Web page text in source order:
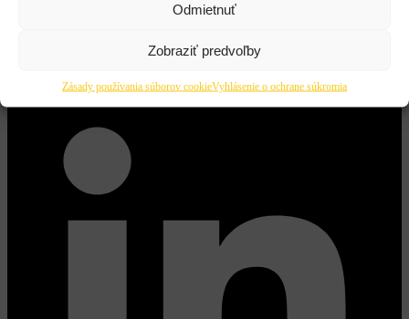
Odmietnuť
Zobraziť predvoľby
Zásady používania súborov cookieVyhlásenie o ochrane súkromia